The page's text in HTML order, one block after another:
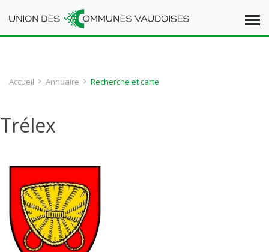
Accueil Annuaire Recherche et carte
Trélex